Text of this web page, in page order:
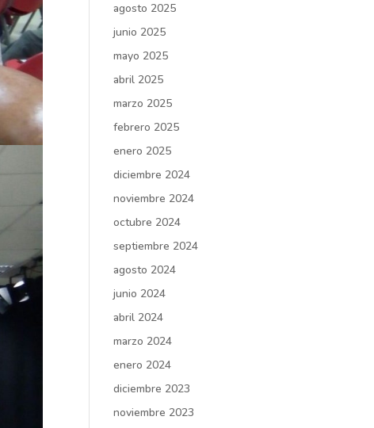
agosto 2025
junio 2025
mayo 2025
abril 2025
marzo 2025
febrero 2025
enero 2025
diciembre 2024
noviembre 2024
octubre 2024
septiembre 2024
agosto 2024
junio 2024
abril 2024
marzo 2024
enero 2024
diciembre 2023
noviembre 2023